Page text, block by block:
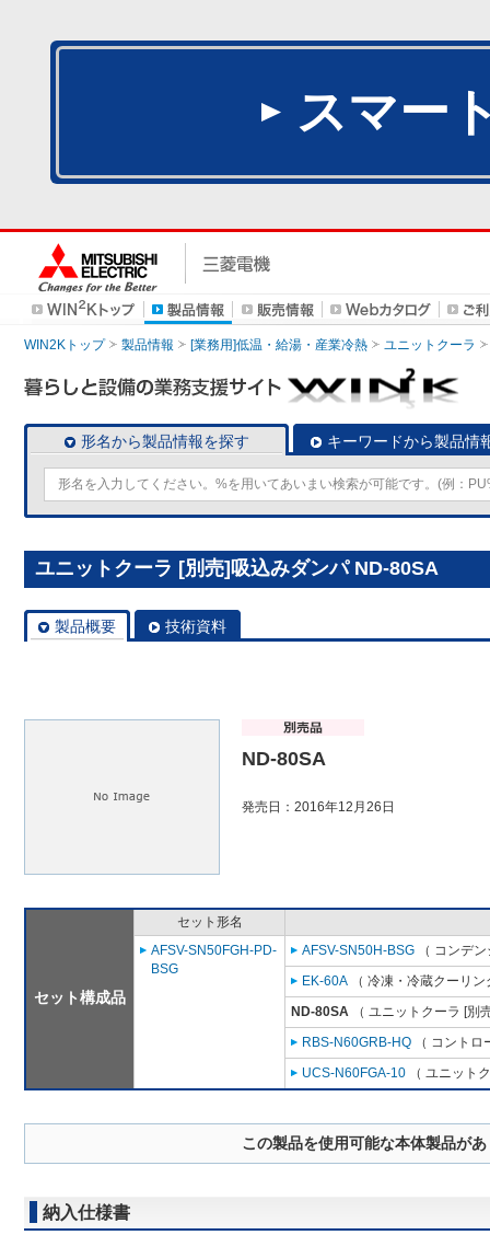
スマー
WIN2Kトップ 製品情報 [業務用]低温・給湯・産業冷熱 ユニットクーラ
形名から製品情報を探す キーワードから製品情
ユニットクーラ [別売]吸込みダンパ ND-80SA
製品概要 技術資料
ND-80SA
発売日：2016年12月26日
セット構成品
セット形名
AFSV-SN50FGH-PD-
BSG
AFSV-SN50H-BSG （ コンデ
EK-60A （ 冷凍・冷蔵クーリ
ND-80SA （ ユニットクーラ [別
RBS-N60GRB-HQ （ コント
UCS-N60FGA-10 （ ユニット
この製品を使用可能な本体製品が
納入仕様書